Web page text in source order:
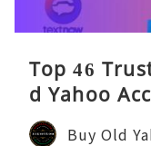
Top 46
d Yahoo
Buy Old